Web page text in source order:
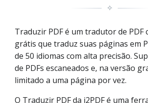
✧
Traduzir PDF é um tradutor de PDF
grátis que traduz suas páginas em
de 50 idiomas com alta precisão.
de PDFs escaneados e, na versão
limitado a uma página por vez.
O Traduzir PDF da i2PDF é uma